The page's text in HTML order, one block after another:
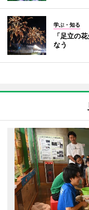
学ぶ・知る
「足立の
なう